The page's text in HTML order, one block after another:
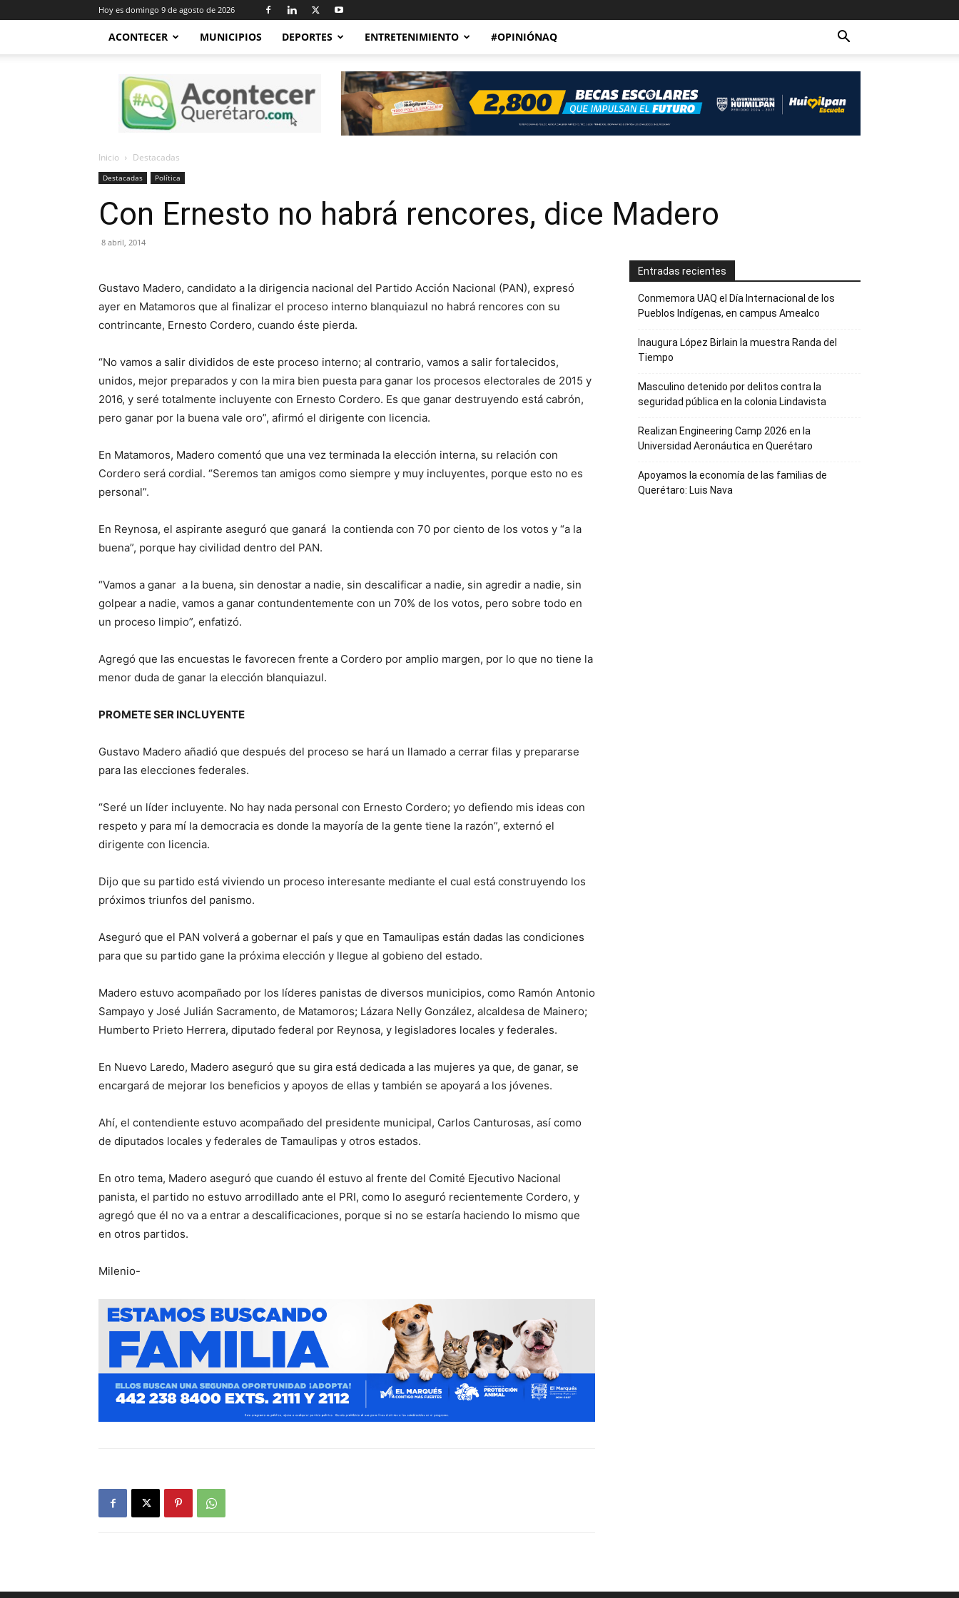
Hoy es domingo 9 de agosto de 2026
ACONTECER MUNICIPIOS DEPORTES ENTRETENIMIENTO #OPINIÓNAQ
Acontecer
Querétaro
Inicio Destacadas
Destacadas Política
Con Ernesto no habrá rencores, dice Madero
8 abril, 2014
Gustavo Madero, candidato a la dirigencia nacional del Partido Acción Nacional (PAN), expresó
ayer en Matamoros que al finalizar el proceso interno blanquiazul no habrá rencores con su
contrincante, Ernesto Cordero, cuando éste pierda.
“No vamos a salir divididos de este proceso interno; al contrario, vamos a salir fortalecidos,
unidos, mejor preparados y con la mira bien puesta para ganar los procesos electorales de 2015 y
2016, y seré totalmente incluyente con Ernesto Cordero. Es que ganar destruyendo está cabrón,
pero ganar por la buena vale oro”, afirmó el dirigente con licencia.
En Matamoros, Madero comentó que una vez terminada la elección interna, su relación con
Cordero será cordial. “Seremos tan amigos como siempre y muy incluyentes, porque esto no es
personal”.
En Reynosa, el aspirante aseguró que ganará la contienda con 70 por ciento de los votos y “a la
buena”, porque hay civilidad dentro del PAN.
“Vamos a ganar a la buena, sin denostar a nadie, sin descalificar a nadie, sin agredir a nadie, sin
golpear a nadie, vamos a ganar contundentemente con un 70% de los votos, pero sobre todo en
un proceso limpio”, enfatizó.
Agregó que las encuestas le favorecen frente a Cordero por amplio margen, por lo que no tiene la
menor duda de ganar la elección blanquiazul.
PROMETE SER INCLUYENTE
Gustavo Madero añadió que después del proceso se hará un llamado a cerrar filas y prepararse
para las elecciones federales.
“Seré un líder incluyente. No hay nada personal con Ernesto Cordero; yo defiendo mis ideas con
respeto y para mí la democracia es donde la mayoría de la gente tiene la razón”, externó el
dirigente con licencia.
Dijo que su partido está viviendo un proceso interesante mediante el cual está construyendo los
próximos triunfos del panismo.
Aseguró que el PAN volverá a gobernar el país y que en Tamaulipas están dadas las condiciones
para que su partido gane la próxima elección y llegue al gobieno del estado.
Madero estuvo acompañado por los líderes panistas de diversos municipios, como Ramón Antonio
Sampayo y José Julián Sacramento, de Matamoros; Lázara Nelly González, alcaldesa de Mainero;
Humberto Prieto Herrera, diputado federal por Reynosa, y legisladores locales y federales.
En Nuevo Laredo, Madero aseguró que su gira está dedicada a las mujeres ya que, de ganar, se
encargará de mejorar los beneficios y apoyos de ellas y también se apoyará a los jóvenes.
Ahí, el contendiente estuvo acompañado del presidente municipal, Carlos Canturosas, así como
de diputados locales y federales de Tamaulipas y otros estados.
En otro tema, Madero aseguró que cuando él estuvo al frente del Comité Ejecutivo Nacional
panista, el partido no estuvo arrodillado ante el PRI, como lo aseguró recientemente Cordero, y
agregó que él no va a entrar a descalificaciones, porque si no se estaría haciendo lo mismo que
en otros partidos.
Milenio-
Entradas recientes
Conmemora UAQ el Día Internacional de los
Pueblos Indígenas, en campus Amealco
Inaugura López Birlain la muestra Randa del
Tiempo
Masculino detenido por delitos contra la
seguridad pública en la colonia Lindavista
Realizan Engineering Camp 2026 en la
Universidad Aeronáutica en Querétaro
Apoyamos la economía de las familias de
Querétaro: Luis Nava